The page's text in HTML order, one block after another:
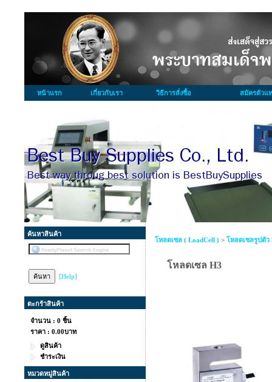
หน้าแรก เกี่ยวกับเรา วิธีการสั่งซื้อ สมัครตัวแ
ค้นหาสินค้า
[Help]
ตะกร้าสินค้า
จำนวน : 0 ชิ้น
ราคา : 0.00บาท
ดูสินค้า
ชำระเงิน
หมวดหมู่สินค้า
โหลดเซล ( LoadCell ) > โหลดเซลรูปตัว
โหลดเซล H3